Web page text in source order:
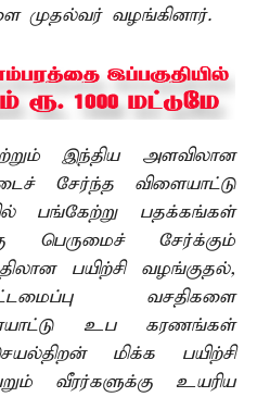
வழங்கினார்.
இந்திய அளவிலான
சேர்ந்த விளையாட்டு
பங்கேற்று பதக்கங்கள்
பெருமைச் சேர்க்கும்
பயிற்சி வழங்குதல்,
வசதிகளை
உப கரணங்கள்
மிக்க பயிற்சி
வீரர்களுக்கு உயரிய